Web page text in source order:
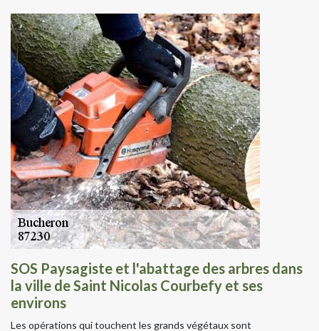
SOS Paysagiste et l'abattage des arbres dans
la ville de Saint Nicolas Courbefy et ses
environs
Les opérations qui touchent les grands végétaux sont